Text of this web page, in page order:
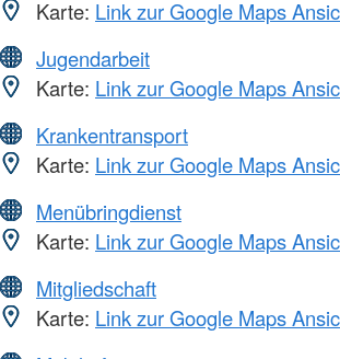
Karte: Link zur Google Maps
Jugendarbeit
Karte: Link zur Google Maps
Krankentransport
Karte: Link zur Google Maps
Menübringdienst
Karte: Link zur Google Maps
Mitgliedschaft
Karte: Link zur Google Maps